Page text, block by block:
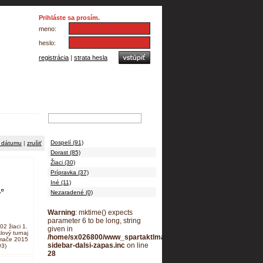
Prihláste sa prosím.
meno:
heslo:
registrácia | strata hesla
| zrušiť
žiaci 1.
turnaj
2015
Dospelí (91)
Dorast (85)
Žiaci (30)
Prípravka (37)
Iné (11)
Nezaradené (0)
Warning: mktime() expects
parameter 6 to be long, string
given in
/home/sx026800/www_spartaktlmace/plugins/custom-
sidebar-dalsi-zapas.inc on line
28